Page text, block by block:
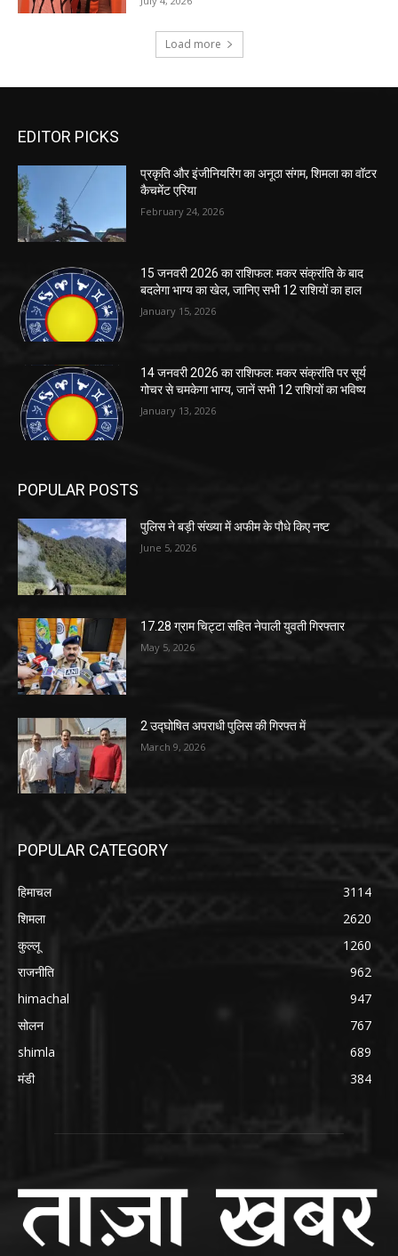
EDITOR PICKS
प्रकृति और इंजीनियरिंग का अनूठा संगम, शिमला का वॉटर
कैचमेंट एरिया
February 24, 2026
15 जनवरी 2026 का राशिफल: मकर संक्रांति के बाद
बदलेगा भाग्य का खेल, जानिए सभी 12 राशियों का हाल
January 15, 2026
14 जनवरी 2026 का राशिफल: मकर संक्रांति पर सूर्य
गोचर से चमकेगा भाग्य, जानें सभी 12 राशियों का भविष्य
January 13, 2026
POPULAR POSTS
पुलिस ने बड़ी संख्या में अफीम के पौधे किए नष्ट
June 5, 2026
17.28 ग्राम चिट्टा सहित नेपाली युवती गिरफ्तार
May 5, 2026
2 उद्घोषित अपराधी पुलिस की गिरफ्त में
March 9, 2026
POPULAR CATEGORY
हिमाचल
3114
शिमला
2620
कुल्लू
1260
राजनीति
962
himachal
947
सोलन
767
shimla
689
मंडी
384